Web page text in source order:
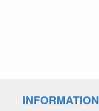
INFORMATION